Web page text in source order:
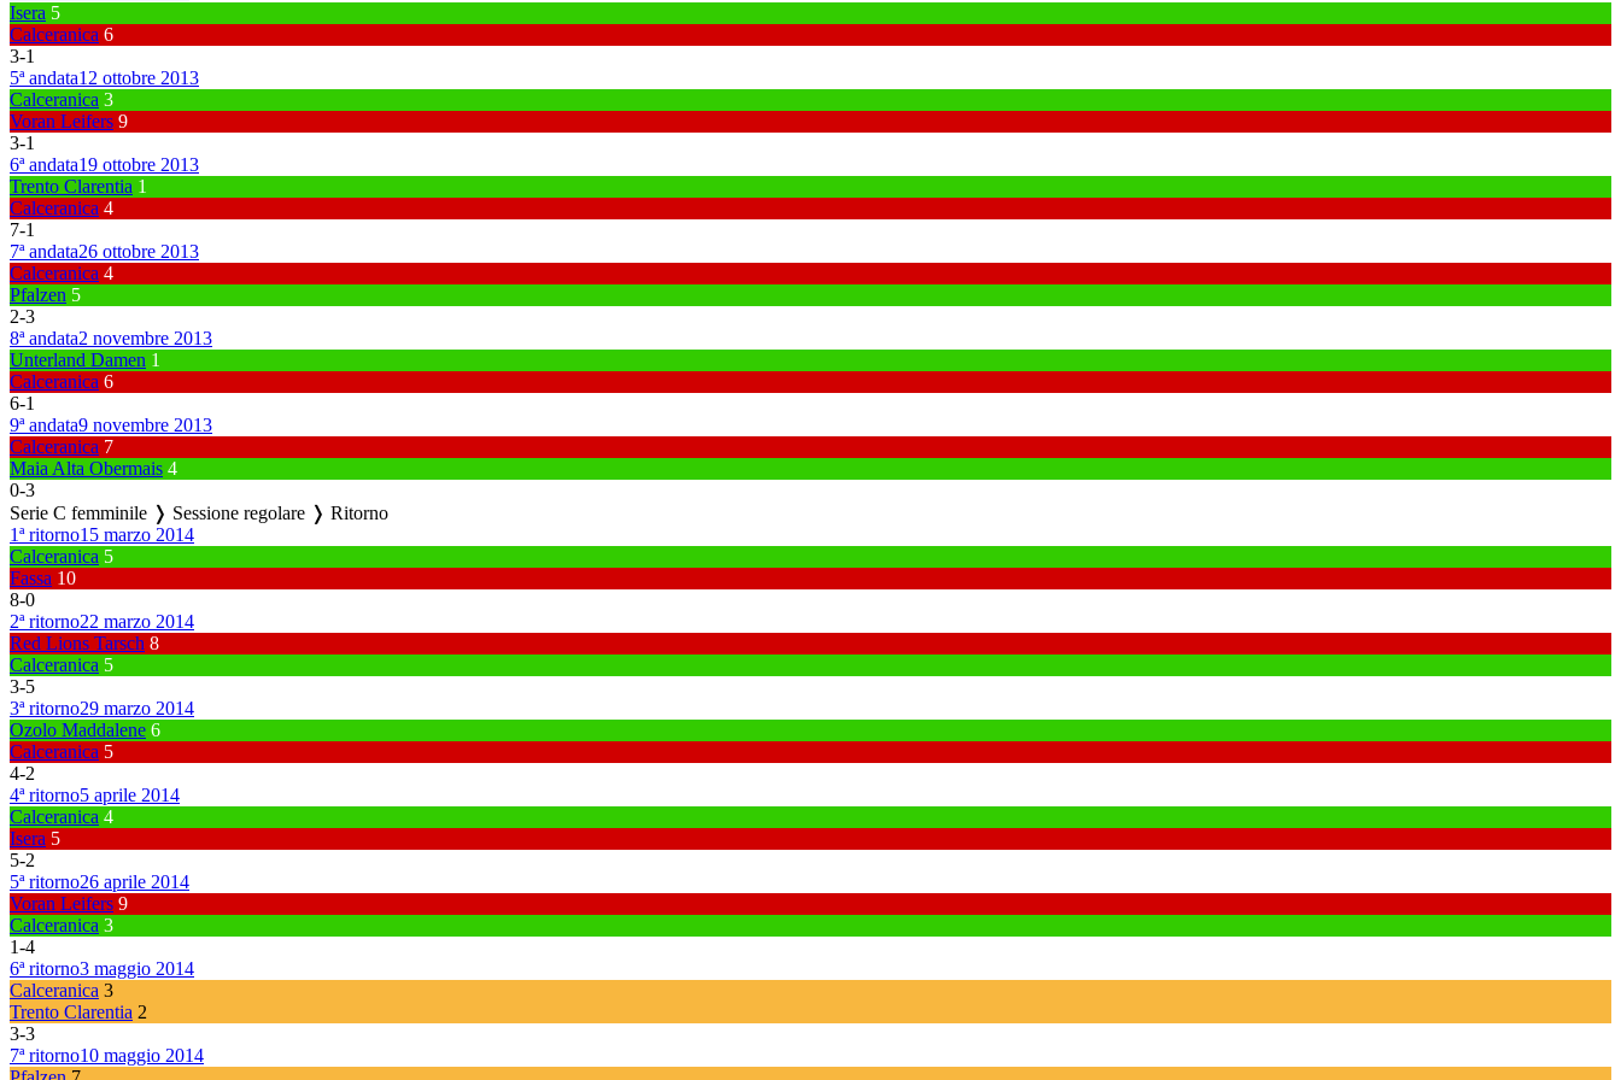
Isera 5
Calceranica 6
3-1
5ª andata12 ottobre 2013
Calceranica 3
Voran Leifers 9
3-1
6ª andata19 ottobre 2013
Trento Clarentia 1
Calceranica 4
7-1
7ª andata26 ottobre 2013
Calceranica 4
Pfalzen 5
2-3
8ª andata2 novembre 2013
Unterland Damen 1
Calceranica 6
6-1
9ª andata9 novembre 2013
Calceranica 7
Maia Alta Obermais 4
0-3
Serie C femminile ❭ Sessione regolare ❭ Ritorno
1ª ritorno15 marzo 2014
Calceranica 5
Fassa 10
8-0
2ª ritorno22 marzo 2014
Red Lions Tarsch 8
Calceranica 5
3-5
3ª ritorno29 marzo 2014
Ozolo Maddalene 6
Calceranica 5
4-2
4ª ritorno5 aprile 2014
Calceranica 4
Isera 5
5-2
5ª ritorno26 aprile 2014
Voran Leifers 9
Calceranica 3
1-4
6ª ritorno3 maggio 2014
Calceranica 3
Trento Clarentia 2
3-3
7ª ritorno10 maggio 2014